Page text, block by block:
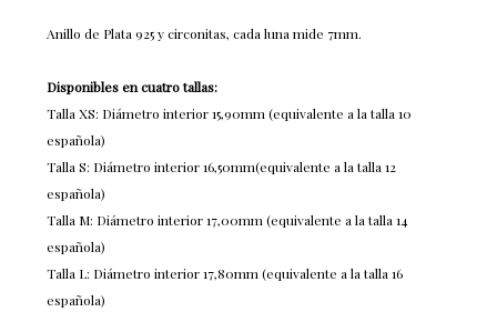
Anillo de Plata 925 y circonitas, cada luna mide 7mm.
Disponibles en cuatro tallas:
Talla XS: Diámetro interior 15,90mm (equivalente a la talla 10
española)
Talla S: Diámetro interior 16,50mm(equivalente a la talla 12
española)
Talla M: Diámetro interior 17,00mm (equivalente a la talla 14
española)
Talla L: Diámetro interior 17,80mm (equivalente a la talla 16
española)